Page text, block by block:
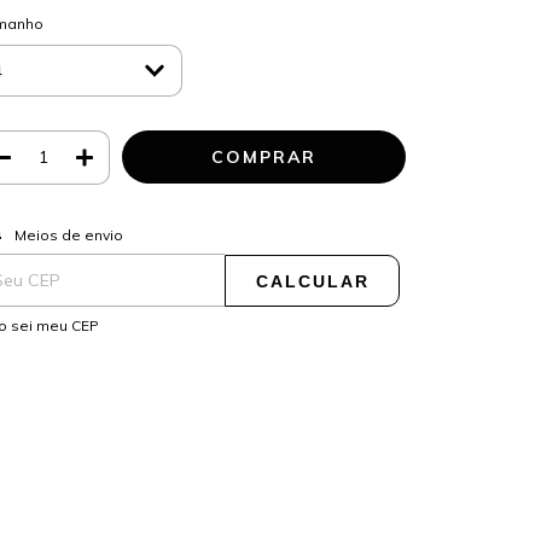
para o CEP:
Meios de envio
CALCULAR
sei meu CEP